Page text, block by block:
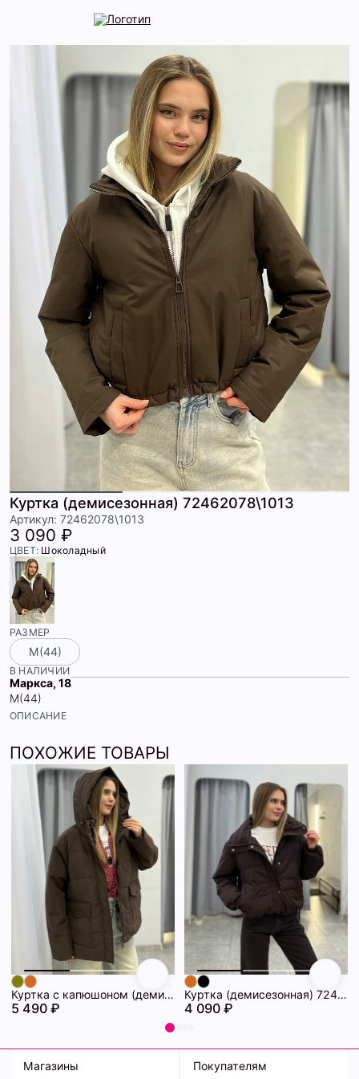
Куртка (демисезонная) 72462078\1013
Артикул: 72462078\1013
3 090 ₽
ЦВЕТ: Шоколадный
РАЗМЕР
М(44)
В НАЛИЧИИ
Маркса, 18
М(44)
ОПИСАНИЕ
ПОХОЖИЕ ТОВАРЫ
Куртка с капюшоном (демисезонная) 72462086\1013
5 490 ₽
Куртка (демисезонная) 72462069\1013
4 090 ₽
Магазины Покупателям